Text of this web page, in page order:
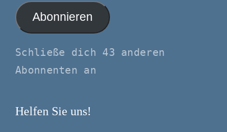
Adresse
Abonnieren
Schließe dich 43 anderen
Abonnenten an
Helfen Sie uns!